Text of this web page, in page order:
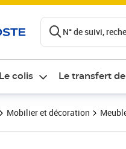
N° de suivi,
Le colis Le transfert
Mobilier et décoration